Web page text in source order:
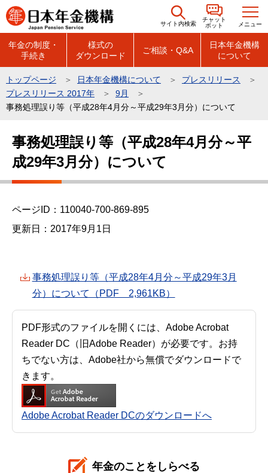
こ
の
の
先
サイト内検索
チャット
ボット
メニュー
年金の制度・
手続き
様式の
ダウンロード
ご相談・Q&A
日本年金機構
について
トップページ 日本年金機構について
プレスリリース
プレスリリース 2017年
9月
事務処理誤り等（平成28年4月分～平成29年3月分）について
事務処理誤り等（平成28年4月分～平
成29年3月分）について
ページID：110040-700-869-895
更新日：2017年9月1日
事務処理誤り等（平成28年4月分～平成29年3月
分）について（PDF 2,961KB）
PDF形式のファイルを開くには、Adobe Acrobat
Reader DC（旧Adobe Reader）が必要です。お持
ちでない方は、Adobe社から無償でダウンロードで
きます。
Adobe Acrobat Reader DCのダウンロードへ
年金のことをしらべる